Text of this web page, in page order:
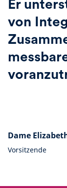
Er
von
Dame
Vorsitzende